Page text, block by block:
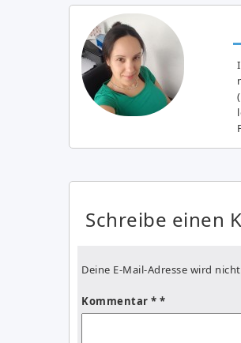
Schreibe einen
Deine E-Mail-Adresse wird
Kommentar *